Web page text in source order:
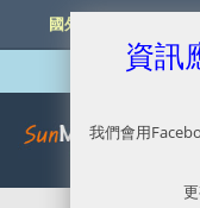
國外網購最新資訊
資訊
我們會用